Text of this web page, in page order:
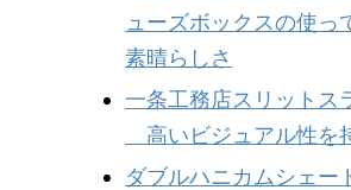
ューズボックスの使っ
素晴らしさ
一条工務店スリットス
高いビジュアル性を
ダブルハニカムシェー